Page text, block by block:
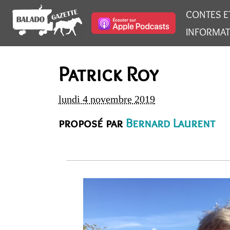
CONTES
Patrick Roy
lundi 4 novembre 2019
proposé par Bernard Laurent